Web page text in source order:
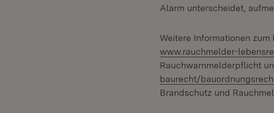
Alarm unterscheidet,
Weitere Informationen
www.rauchmelder-
Rauchwarnmelderpflicht
baurecht/
Brandschutz und